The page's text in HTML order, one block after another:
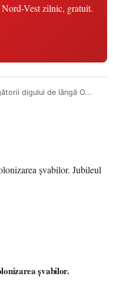
Vest zilnic, gratuit.
digului de lângă O...
șvabilor.